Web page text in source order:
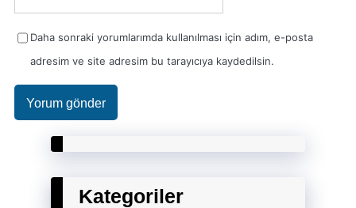
Daha sonraki yorumlarımda kullanılması için adım, e-posta
adresim ve site adresim bu tarayıcıya kaydedilsin.
Kategoriler